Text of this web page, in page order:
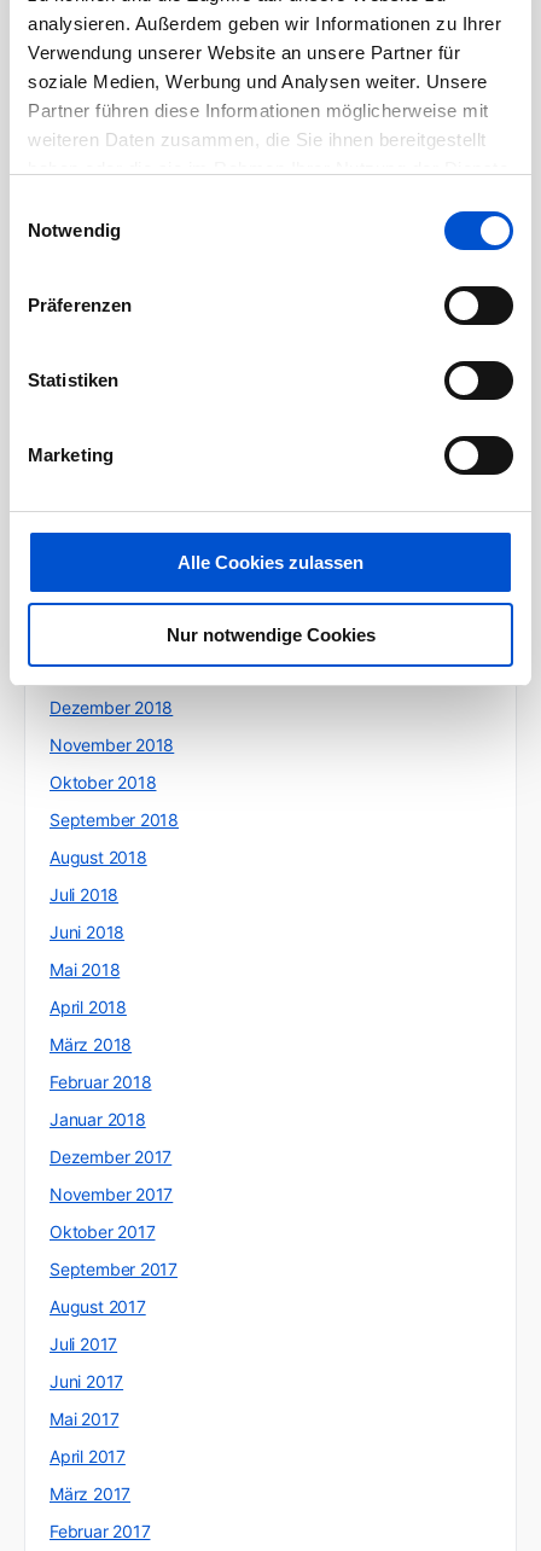
analysieren. Außerdem geben wir Informationen zu Ihrer
Verwendung unserer Website an unsere Partner für
soziale Medien, Werbung und Analysen weiter. Unsere
Partner führen diese Informationen möglicherweise mit
weiteren Daten zusammen, die Sie ihnen bereitgestellt
Notwendig
Präferenzen
Statistiken
Marketing
Alle Cookies zulassen
Nur notwendige Cookies
Juni 2020
Mai 2020
April 2020
März 2020
Januar 2020
November 2019
September 2019
Juli 2019
März 2019
Januar 2019
Dezember 2018
November 2018
Oktober 2018
September 2018
August 2018
Juli 2018
Juni 2018
Mai 2018
April 2018
März 2018
Februar 2018
Januar 2018
Dezember 2017
November 2017
Oktober 2017
September 2017
August 2017
Juli 2017
Juni 2017
Mai 2017
April 2017
März 2017
Februar 2017